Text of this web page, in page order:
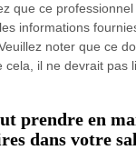
que ce
informations
noter que ce
cela, il ne devrait pas
prendre en
dans votre